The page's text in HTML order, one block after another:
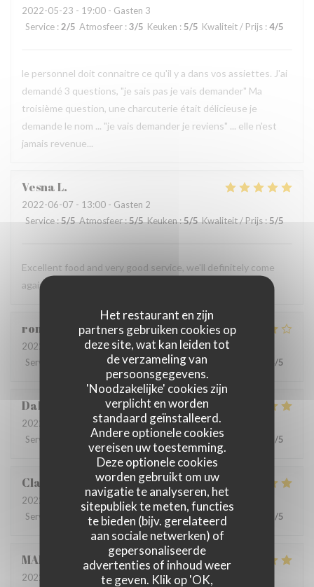
Het restaurant en zijn
partners gebruiken cookies op
deze site, wat kan leiden tot
de verzameling van
persoonsgegevens.
'Noodzakelijke' cookies zijn
verplicht en worden
standaard geïnstalleerd.
Andere optionele cookies
vereisen uw toestemming.
Deze optionele cookies
worden gebruikt om uw
navigatie te analyseren, het
sitepubliek te meten, functies
te bieden (bijv. gerelateerd
aan sociale netwerken) of
gepersonaliseerde
advertenties of inhoud weer
te geven. Klik op 'OK,
2022-05-23 - 19:00 - Gasten 3
Service : 2/5 Atmosfeer : 3/5 Keuken : 5/5 Kwaliteit / Prijs : 4/5
le personnel doit connaitre ce qu'il y a dans vos assiettes. J'ai
demandé 3 questions, "je sais pas je vais demander" Ma
troisième question, une charcuterie était délicieuse je
demande le nom ... "je vais demander je reviens" ... elle n'est
jamais revenue...
VesnaL
2022-06-07 - 13:00 - Gasten 2
Service:5/5 Atmosfeer:5/5 Keuken:5/5 Kwaliteit / Prijs:5/5
Excellent food and very good service, we'll definitely come
again.
romain
2022-06-22
- 13:00 - Gasten 4
Service
Atmosfeer:5/5 Keuken:4/5 Kwaliteit / Prijs /5
Dalesme
2022-06-21
- 19:00 - Gasten 6
Service
Atmosfeer :5/5 Keuken: 5/5 Kwaliteit / Prijs /5
Clarisse
2022-06-21
- 19:00 - Gasten 2
Service
Atmosfeer /5 Keuken 5/5 Kwaliteit / Prijs /5
MARIA
2022-06-20
- 19:00 - Gasten 8